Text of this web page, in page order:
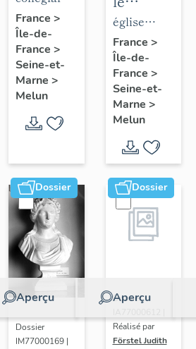
de la
collégiale
Notre-
Dame
Notre-
Dame
France >
Île-de-
France >
Seine-et-
Marne >
Melun
mobilier
de
l'église
Saint-
Aspais
église
paroissiale
Saint-
Aspais
France >
Île-de-
France >
Seine-et-
Marne >
Melun
Dossier
Aperçu
Dossier
IM77000169 |
Dossier
Aperçu
Dossier
Réalisé par
Förstel Judith